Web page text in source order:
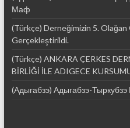
Маф
(Türkçe) Derneğimizin 5. Olağan
Gerçekleştirildi.
(Türkçe) ANKARA ÇERKES
BİRLİĞİ İLE ADIGECE
(Адыгабзэ) Адыгабзэ-